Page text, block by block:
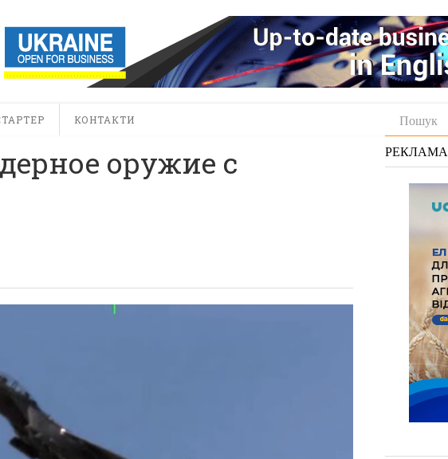
КОНТАКТИ
оружие с
РЕКЛАМА